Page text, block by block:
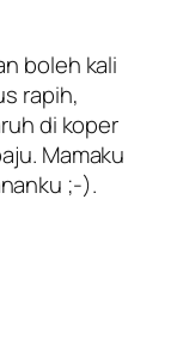
boleh kali
rapih,
di koper
Mamaku
;-).